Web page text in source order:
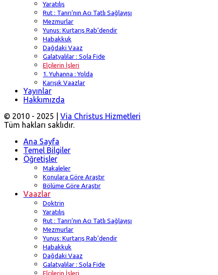
Yaratılış
Rut : Tanrı’nın Acı Tatlı Sağlayışı
Mezmurlar
Yunus: Kurtarış Rab’dendir
Habakkuk
Dağdaki Vaaz
Galatyalılar : Sola Fide
Elçilerin İşleri
1. Yuhanna : Yolda
Karışık Vaazlar
Yayınlar
Hakkımızda
© 2010 - 2025 | Via Christus Hizmetleri
Tüm hakları saklıdır.
Ana Sayfa
Temel Bilgiler
Öğretişler
Makaleler
Konulara Göre Araştır
Bölüme Göre Araştır
Vaazlar
Doktrin
Yaratılış
Rut : Tanrı’nın Acı Tatlı Sağlayışı
Mezmurlar
Yunus: Kurtarış Rab’dendir
Habakkuk
Dağdaki Vaaz
Galatyalılar : Sola Fide
Elçilerin İşleri